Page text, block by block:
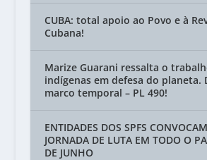
CUBA: total apoio ao Povo e à
Cubana!
Marize Guarani ressalta o
indígenas em defesa do planeta.
marco temporal – PL 490!
ENTIDADES DOS SPFS
JORNADA DE LUTA EM TODO O
DE JUNHO